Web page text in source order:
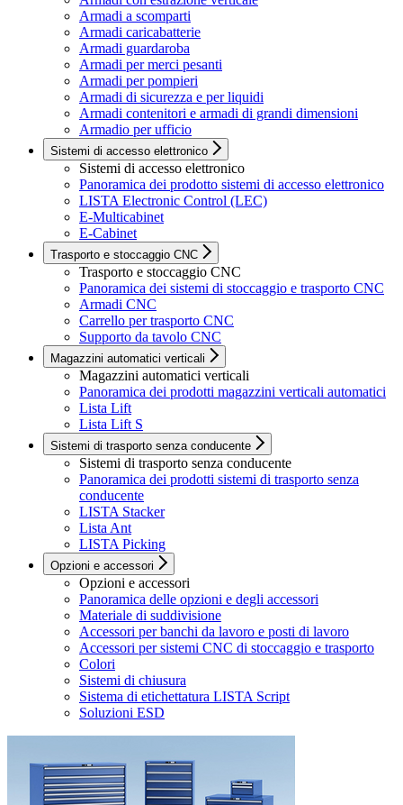
Armadi a scomparti
Armadi caricabatterie
Armadi guardaroba
Armadi per merci pesanti
Armadi per pompieri
Armadi di sicurezza e per liquidi
Armadi contenitori e armadi di grandi dimensioni
Armadio per ufficio
Sistemi di accesso elettronico
Sistemi di accesso elettronico
Panoramica dei prodotto sistemi di accesso elettronico
LISTA Electronic Control (LEC)
E-Multicabinet
E-Cabinet
Trasporto e stoccaggio CNC
Trasporto e stoccaggio CNC
Panoramica dei sistemi di stoccaggio e trasporto CNC
Armadi CNC
Carrello per trasporto CNC
Supporto da tavolo CNC
Magazzini automatici verticali
Magazzini automatici verticali
Panoramica dei prodotti magazzini verticali automatici
Lista Lift
Lista Lift S
Sistemi di trasporto senza conducente
Sistemi di trasporto senza conducente
Panoramica dei prodotti sistemi di trasporto senza
conducente
LISTA Stacker
Lista Ant
LISTA Picking
Opzioni e accessori
Opzioni e accessori
Panoramica delle opzioni e degli accessori
Materiale di suddivisione
Accessori per banchi da lavoro e posti di lavoro
Accessori per sistemi CNC di stoccaggio e trasporto
Colori
Sistemi di chiusura
Sistema di etichettatura LISTA Script
Soluzioni ESD